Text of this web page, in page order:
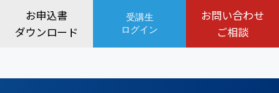
お申込書
ダウンロード
受講生
ログイン
お問い合わせ
ご相談